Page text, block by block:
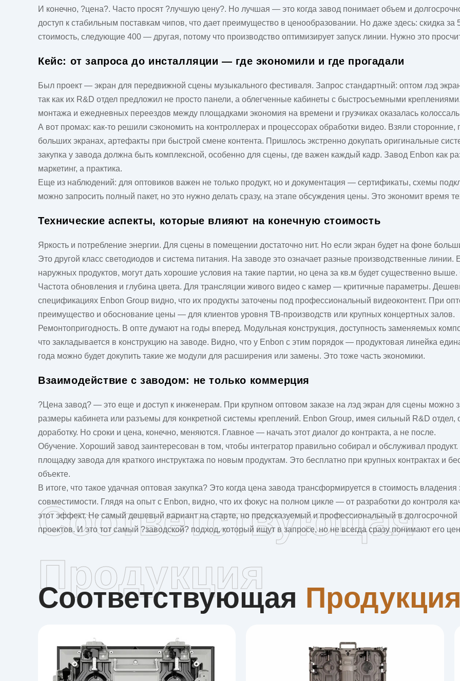
И конечно, ?цена?. Часто просят ?лучшую цену?. Но лучшая — это когда завод понимает объем и
доступ к стабильным поставкам чипов, что дает преимущество в ценообразовании. Но даже здесь: скидка
стоимость, следующие 400 — другая, потому что производство оптимизирует запуск линии. Нужно это
Кейс: от запроса до инсталляции — где экономили и где прогадали
Был проект — экран для передвижной сцены музыкального фестиваля. Запрос стандартный: оптом лэд
так как их R&D отдел предложил не просто панели, а облегченные кабинеты с быстросъемными
монтажа и ежедневных переездов между площадками экономия на времени и грузчиках оказалась
А вот промах: как-то решили сэкономить на контроллерах и процессорах обработки видео. Взяли
больших экранах, артефакты при быстрой смене контента. Пришлось экстренно докупать оригинальные
закупка у завода должна быть комплексной, особенно для сцены, где важен каждый кадр. Завод Enbon как
маркетинг, а практика.
Еще из наблюдений: для оптовиков важен не только продукт, но и документация — сертификаты, схемы
можно запросить полный пакет, но это нужно делать сразу, на этапе обсуждения цены. Это экономит время
Технические аспекты, которые влияют на конечную стоимость
Яркость и потребление энергии. Для сцены в помещении достаточно нит. Но если экран будет на фоне
Это другой класс светодиодов и система питания. На заводеэто означает разные производственные линии.
наружных продуктов, могут дать хорошие условия на такие партии, но цена за кв.м будет существенно выше.
Частота обновления и глубина цвета. Для трансляции живого видео с камер — критичные параметры.
спецификациях Enbon Group видно, что их продукты заточены под профессиональный видеоконтент. При
преимущество и обоснование цены — для клиентов уровня ТВ-производств или крупных концертных залов.
Ремонтопригодность. В опте думают на годы вперед. Модульная конструкция, доступность заменяемых
что закладывается в конструкцию на заводе. Видно, что у Enbon с этим порядок — продуктовая линейка
года можно будет докупить такие же модули для расширения или замены. Это тоже часть экономики.
Взаимодействие с заводом: не только коммерция
?Цена завод? — это еще и доступ к инженерам. При крупном оптовом заказе на лэд экран для сцены можно
размеры кабинета или разъемы для конкретной системы креплений. Enbon Group, имея сильный R&D отдел,
доработку. Но сроки и цена, конечно, меняются. Главное — начать этот диалог до контракта, а не после.
Обучение. Хороший завод заинтересован в том, чтобы интегратор правильно собирал и обслуживал
площадку завода для краткого инструктажа по новым продуктам. Это бесплатно при крупных контрактах и
объекте.
В итоге, что такое удачная оптовая закупка? Это когда цена завода трансформируется в стоимость
совместимости. Глядя на опыт с Enbon, видно, что их фокус на полном цикле — от разработки до контроля
этот эффект. Не самый дешевый вариант на старте, но предсказуемый и профессиональный в долгосрочной
проектов. И это тот самый ?заводской? подход, который ищут в запросе, но не всегда сразу понимают его
Соответствующая
Соответствующая
Продукция